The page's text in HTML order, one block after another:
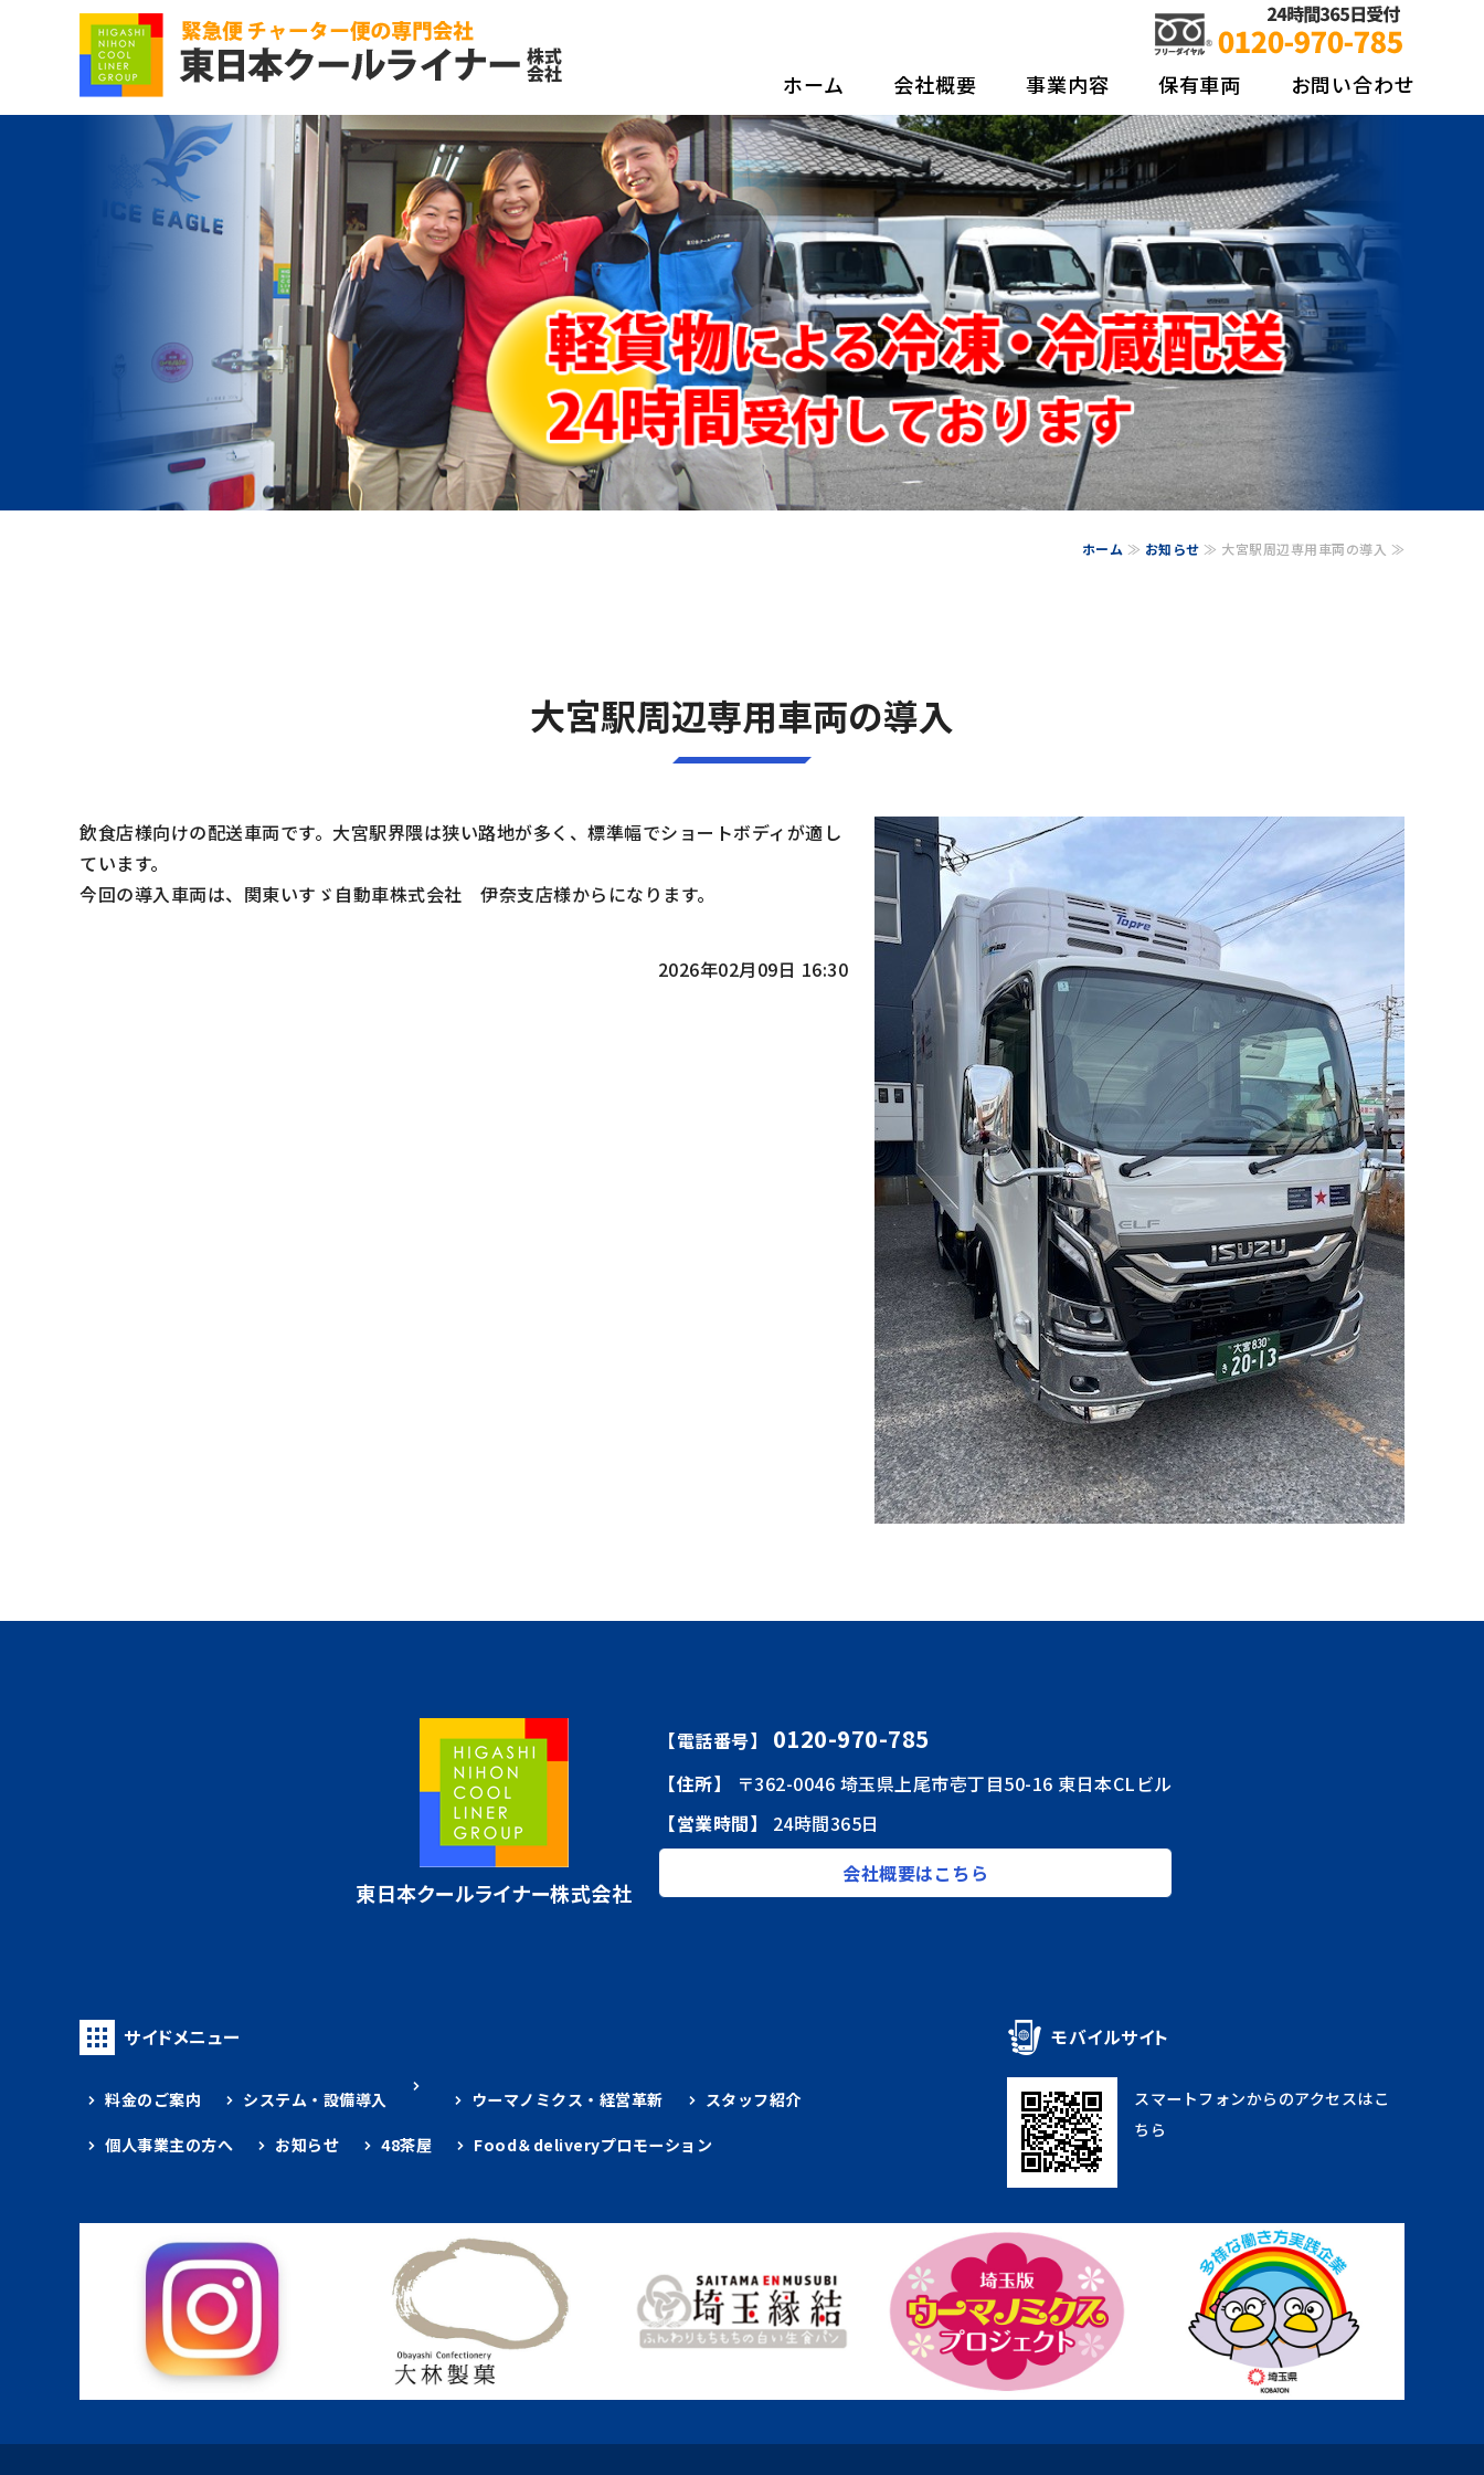
食品の配送なら、信頼の物流ネットワーク 東日本クールライナー株
ホーム 会社概要 事業内容 保有車両 お問い合わせ
ホーム ≫ お知らせ ≫ 大宮駅周辺専用車両の導入 ≫
大宮駅周辺専用車両の導入
飲食店様向けの配送車両です。大宮駅界隈は狭い路地が多く、標準幅でショートボディが適し
ています。
今回の導入車両は、関東いすゞ自動車株式会社 伊奈支店様からになります。
2026年02月09日 16:30
東日本クールライナー株式会社
【電話番号】 0120-970-785
【住所】
〒362-0046 埼玉県上尾市壱丁目50-16 東日本CLビル
【営業時間】
24時間365日
会社概要はこちら
サイドメニュー
料金のご案内 システム・設備導入 ウーマノミクス・経営革新 スタッフ紹介
個人事業主の方へ お知らせ 48茶屋 Food＆deliveryプロモーション
モバイルサイト
スマートフォンからのアクセスはこ
ちら